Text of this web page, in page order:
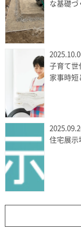
な基礎づ
子育て世
家事時短
住宅展示